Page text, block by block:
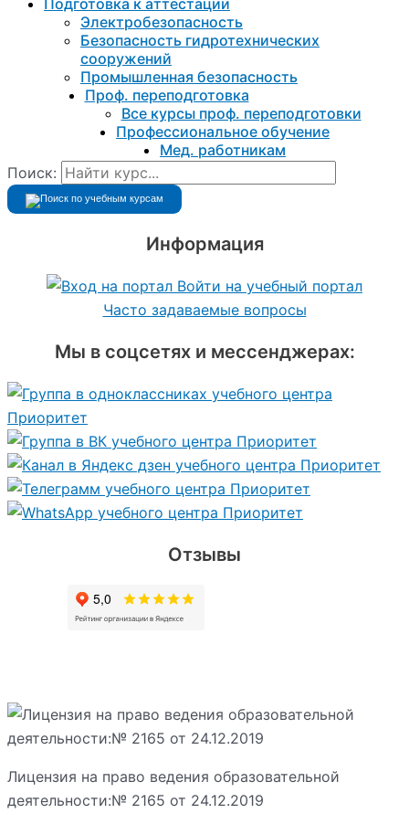
Подготовка к aттестации
Электробезопасность
Безопасность гидротехнических
сооружений
Промышленная безопасность
Проф. переподготовка
Все курсы проф. переподготовки
Профессиональное обучение
Мед. работникам
Поиск:
Информация
Войти на учебный портал
Часто задаваемые вопросы
Мы в соцсетях и мессенджерах:
Отзывы
Лицензия на право ведения образовательной
деятельности:№ 2165 от 24.12.2019